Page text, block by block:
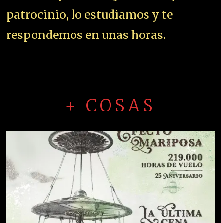
patrocinio, lo estudiamos y te
respondemos en unas horas.
+ COSAS